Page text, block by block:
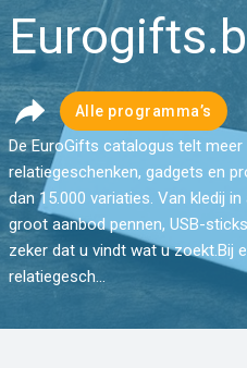
Alle programma’s
De EuroGifts catalogus telt meer
relatiegeschenken, gadgets en
dan 15.000 variaties. Van kledij
groot aanbod pennen, USB-
zeker dat u vindt wat u zoekt.Bij
relatiegesch...